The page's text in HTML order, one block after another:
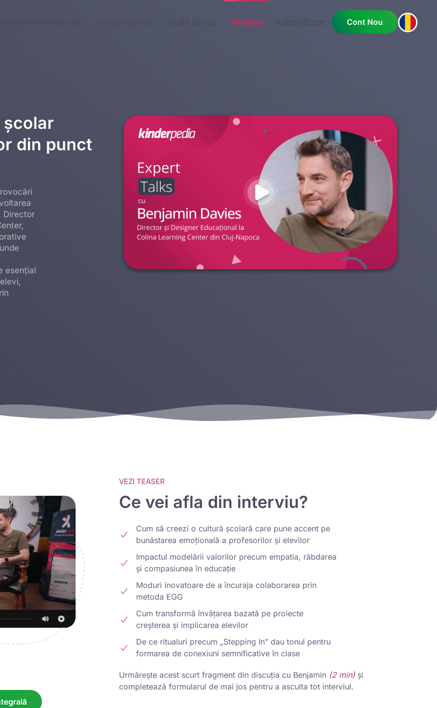
Resurse Cont Nou
școlar
din punct
Director
esențial
VEZI TEASER
Ce vei afla din interviu?
Cum să creezi o cultură școlară care pune accent pe
bunăstarea emoțională a profesorilor și elevilor
Impactul modelării valorilor precum empatia, răbdarea
și compasiunea în educație
Moduri inovatoare de a încuraja colaborarea prin
metoda EGG
Cum transformă învățarea bazată pe proiecte
creșterea și implicarea elevilor
De ce ritualuri precum „Stepping In” dau tonul pentru
formarea de conexiuni semnificative în clase
Urmărește acest scurt fragment din discuția cu Benjamin (2 min) și
completează formularul de mai jos pentru a asculta tot interviul.